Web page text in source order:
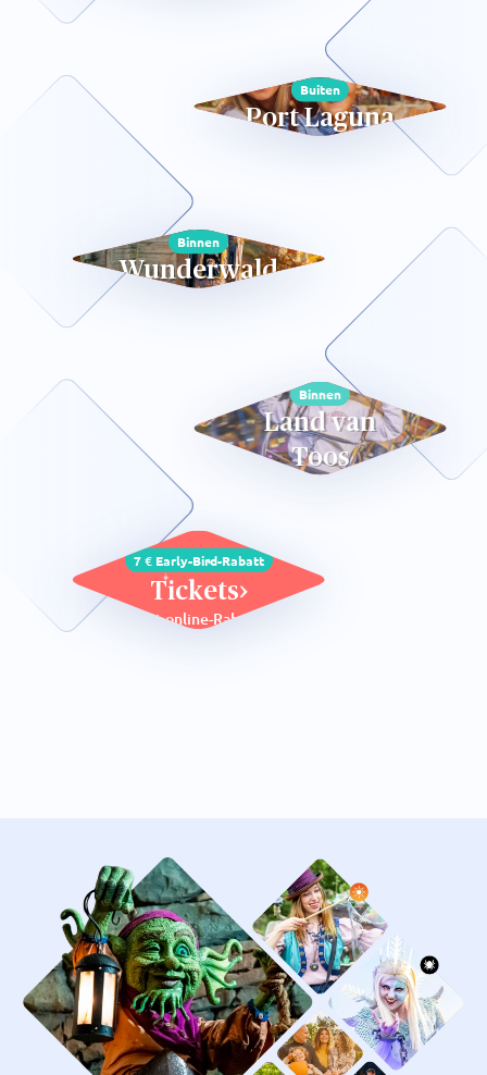
Buiten
Port Laguna
Binnen
Wunderwald
Binnen
Land van
Toos
7 € Early-Bird-Rabatt
Tickets
mit online-Rabatt